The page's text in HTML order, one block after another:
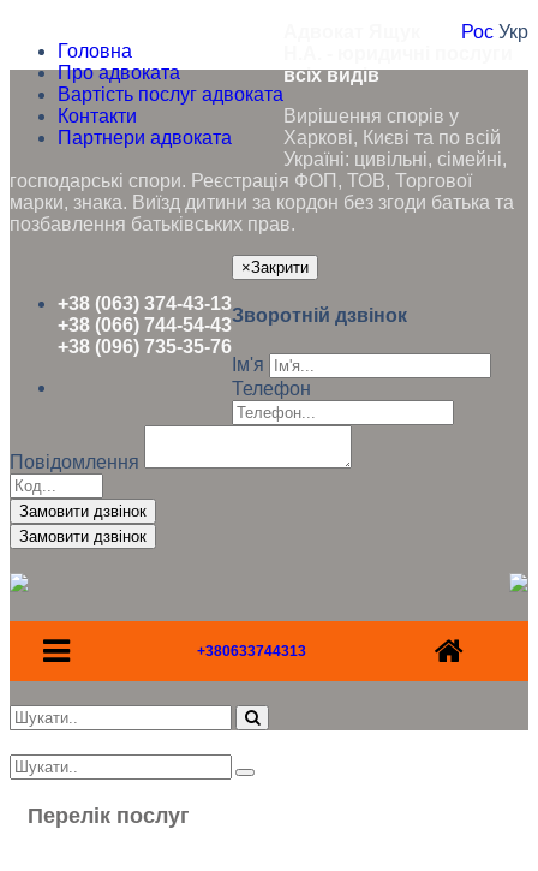
Головна
Про адвоката
Вартість послуг адвоката
Контакти
Партнери адвоката
Рос Укр
всіх видів
Вирішення спорів у
Харкові, Києві та по всій
Україні: цивільні, сімейні,
господарські спори. Реєстрація ФОП, ТОВ, Торгової
марки, знака. Виїзд дитини за кордон без згоди батька та
позбавлення батьківських прав.
+38 (063) 374-43-13
+38 (066) 744-54-43
+38 (096) 735-35-76
×Закрити
Зворотній дзвінок
Ім'я
Телефон
Повідомлення
Замовити дзвінок
+380633744313
Перелік послуг